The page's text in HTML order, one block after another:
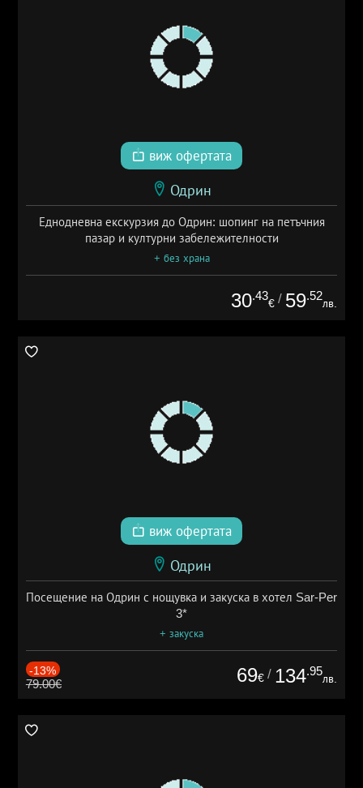
виж офертата
Одрин
Еднодневна екскурзия до Одрин: шопинг на петъчния
пазар и културни забележителности
+ без храна
30.43
€ / 59.52
лв.
виж офертата
Одрин
Посещение на Одрин с нощувка и закуска в хотел Sar-Per
3*
+ закуска
-13%
79.00€ 69€ / 134.95
лв.